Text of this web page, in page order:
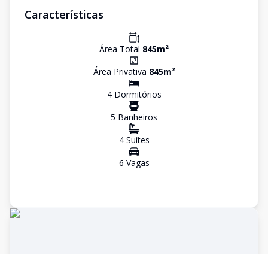
Características
Área Total 845m²
Área Privativa 845m²
4Dormitórios
5 Banheiros
4Suítes
6 Vagas